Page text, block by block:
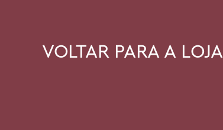
VOLTAR PARA A LOJA